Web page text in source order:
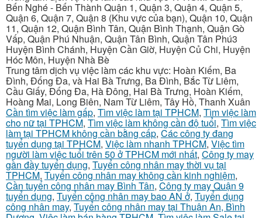
Bến Nghé - Bến Thành Quận 1, Quận 3, Quận 4, Quận 5,
Quận 6, Quận 7, Quận 8 (Khu vực của bạn), Quận 10, Quận
11, Quận 12, Quận Bình Tân, Quận Bình Thạnh, Quận Gò
Vấp, Quận Phú Nhuận, Quận Tân Bình, Quận Tân Phú3
Huyện Bình Chánh, Huyện Cần Giờ, Huyện Củ Chi, Huyện
Hóc Môn, Huyện Nhà Bè
Trung tâm dịch vụ việc làm các khu vực: Hoàn Kiếm, Ba
Đình, Đống Đa, và Hai Bà Trưng, Ba Đình, Bắc Từ Liêm,
Cầu Giấy, Đống Đa, Hà Đông, Hai Bà Trưng, Hoàn Kiếm,
Hoàng Mai, Long Biên, Nam Từ Liêm, Tây Hồ, Thanh Xuân
Cần tìm việc làm gấp, Tìm việc làm tại TPHCM, Tìm việc làm
cho nữ tại TPHCM, Tìm việc làm không cần độ tuổi, Tìm việc
làm tại TPHCM không cần bằng cấp, Các công ty đang
tuyển dụng tại TPHCM, Việc làm nhanh TPHCM, Việc tìm
người làm việc tuổi trên 50 ở TPHCM mới nhất, Công ty may
gần đầy tuyển dụng, Tuyển công nhân may thời vụ tại
TPHCM, Tuyển công nhân may không cần kinh nghiệm,
Cần tuyển công nhân may Bình Tân, Công ty may Quận 9
tuyển dụng, Tuyển công nhân may bao AN ở, Tuyển dụng
công nhân may, Tuyển công nhân may tại Thuận An, Bình